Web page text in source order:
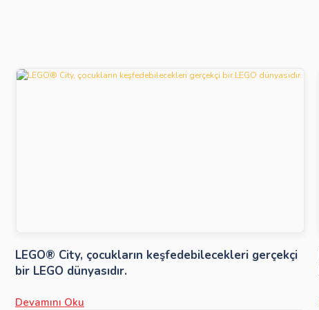
LEGO® City, çocukların keşfedebilecekleri gerçekçi
bir LEGO dünyasıdır.
Devamını Oku